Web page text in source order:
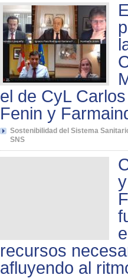
el de CyL
Fenin y
Sostenibilidad del Sistema
SNS
recursos
afluyendo al